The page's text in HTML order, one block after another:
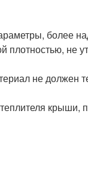
более
плотностью, не
не должен
крыши,